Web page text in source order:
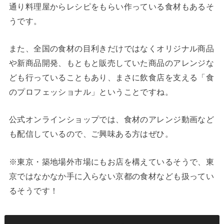
通り料理屋からレシピをもらい作っている食材もあるそ
うです。
また、全国の食材の目利きだけではなくオリジナル商品
や新商品開発、もともと販売していた商品のアレンジな
ども行っていることもあり、まさに飲食店を支える「食
のプロフェッショナル」ということですね。
公式オンラインショップでは、食材のアレンジ動画など
も配信しているので、ご興味ある方はぜひ。
※東京・築地場外市場にもお店を構えているそうで、東
京ではなかなか手に入らない京都の食材なども扱ってい
るそうです！